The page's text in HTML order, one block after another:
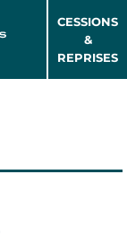
CESSIONS
&
REPRISES